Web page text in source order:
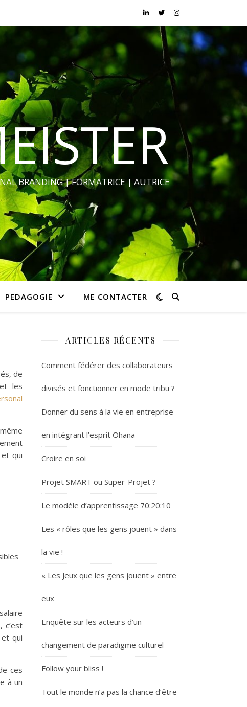
BRANDING | FORMATRICE | AUTRICE
PEDAGOGIE ME CONTACTER
de
les
qui
c’est
qui
ces
à un
ARTICLES RÉCENTS
Comment fédérer des collaborateurs
divisés et fonctionner en mode tribu ?
Donner du sens à la vie en entreprise
en intégrant l’esprit Ohana
Croire en soi
Projet SMART ou Super-Projet ?
Le modèle d’apprentissage 70:20:10
Les « rôles que les gens jouent » dans
la vie !
« Les Jeux que les gens jouent » entre
eux
Enquête sur les acteurs d’un
changement de paradigme culturel
Follow your bliss !
Tout le monde n’a pas la chance d’être